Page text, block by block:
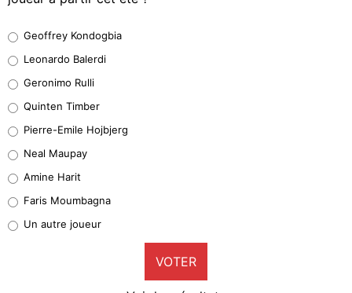
38%
32%
4%
1%
9%
Geoffrey Kondogbia
Leonardo Balerdi
Geronimo Rulli
Quinten Timber
Pierre-Emile Hojbjerg
Neal Maupay
Amine Harit
Faris Moumbagna
Un autre joueur
VOTER